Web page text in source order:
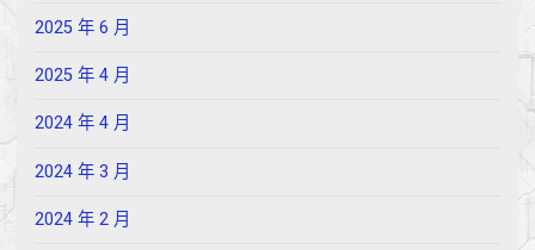
2025 年 6 月
2025 年 4 月
2024 年 4 月
2024 年 3 月
2024 年 2 月